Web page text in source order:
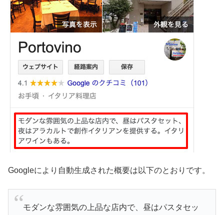
Googleにより自動生成された概要は以下のとおりです。
モダンな雰囲気の上品な店内で、昼はパスタセッ